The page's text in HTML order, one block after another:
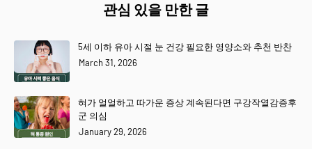
관심 있을 만한 글
5세 이하 유아 시절 눈 건강 필요한 영양소와 추천 반찬
March 31, 2026
혀가 얼얼하고 따가운 증상 계속된다면 구강작열감증후
군 의심
January 29, 2026